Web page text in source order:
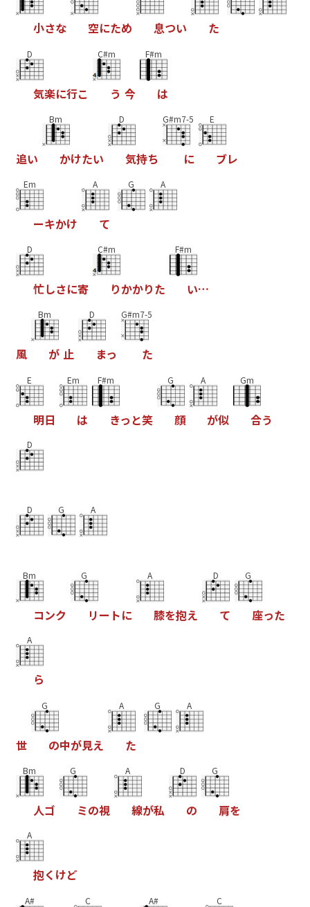
小さな 空にため 息つい た
D
気楽に行こ
C#m
う 今
F#m
は
追い
Bm
かけたい
D
気持ち
G#m7-5
に
E
ブレ
Em
ーキかけ
A
て
G A
D
忙しさに寄
C#m
りかかりた
F#m
い…
風
Bm
が 止
D
まっ
G#m7-5
た
E
明日
Em
は
F#m
きっ と笑
G
顔
A
が似
Gm
合う
D
D G A
Bm
コンク
G
リー トに
A
膝を抱え
D
て
G
座った
A
ら
世
G
の中が見え
A
た
G A
Bm
人ゴ
G
ミの視
A
線が私
D
の
G
肩を
A
抱く けど
A# C A# C